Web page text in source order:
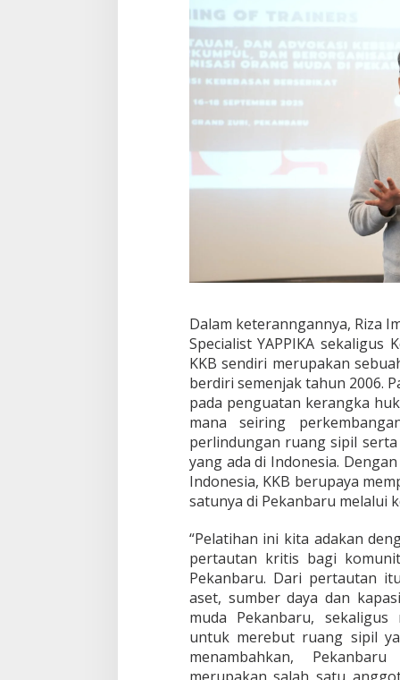
e
b
a
s
a
n
B
e
e
s
d
B
e
r
o
g
a
n
i
s
a
s
u
n
t
u
k
G
e
n
e
Dalam keteranngannya, Riza
Specialist YAPPIKA sekaligus
KKB sendiri merupakan
berdiri semenjak tahun 2006.
pada penguatan kerangka
mana seiring
perlindungan ruang sipil
yang ada di Indonesia.
Indonesia, KKB berupaya
satunya di Pekanbaru melalui
“Pelatihan ini kita adakan
pertautan kritis bagi
Pekanbaru. Dari pertautan
aset, sumber daya dan
muda Pekanbaru,
untuk merebut ruang sipil
menambahkan,